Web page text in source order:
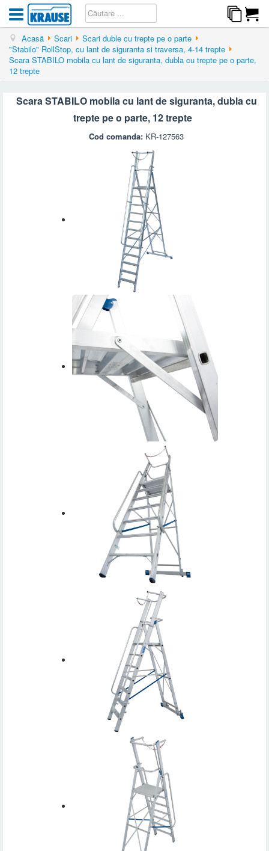
Acasă Scari
Scari duble cu trepte pe o parte
"Stabilo" RollStop, cu lant de siguranta si traversa, 4-14 trepte
Scara STABILO mobila cu lant de siguranta, dubla cu trepte pe o parte,
12 trepte
Scara STABILO mobila cu lant de siguranta, dubla cu
trepte pe o parte, 12 trepte
Cod comanda: KR-127563